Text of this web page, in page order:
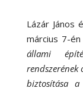
Lázár János
március 7-én
állami
biztosítása